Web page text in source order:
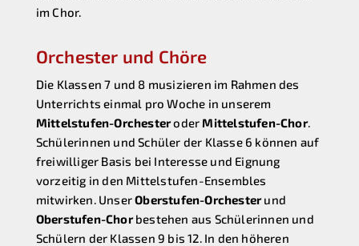
im Chor.
Orchester und Chöre
Die Klassen 7 und 8 musizieren im Rahmen des
Unterrichts einmal pro Woche in unserem
Mittelstufen-Orchesteroder Mittelstufen-Chor.
Schülerinnen und Schüler der Klasse 6 können auf
freiwilliger Basis bei Interesse und Eignung
vorzeitig in den Mittelstufen-Ensembles
mitwirken. UnserOberstufen-Orchesterund
Oberstufen-Chorbestehen aus Schülerinnen und
Schülern der Klassen 9 bis 12. In den höheren